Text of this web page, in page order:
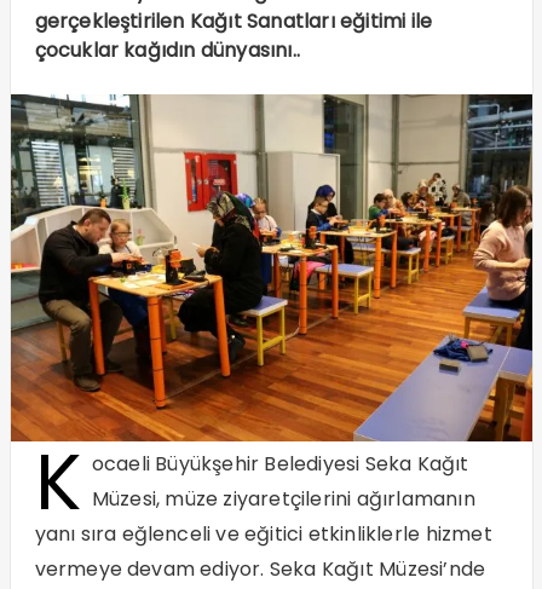
gerçekleştirilen Kağıt Sanatları eğitimi ile
çocuklar kağıdın dünyasını..
K ocaeli Büyükşehir Belediyesi Seka Kağıt
Müzesi, müze ziyaretçilerini ağırlamanın
yanı sıra eğlenceli ve eğitici etkinliklerle hizmet
vermeye devam ediyor. Seka Kağıt Müzesi’nde